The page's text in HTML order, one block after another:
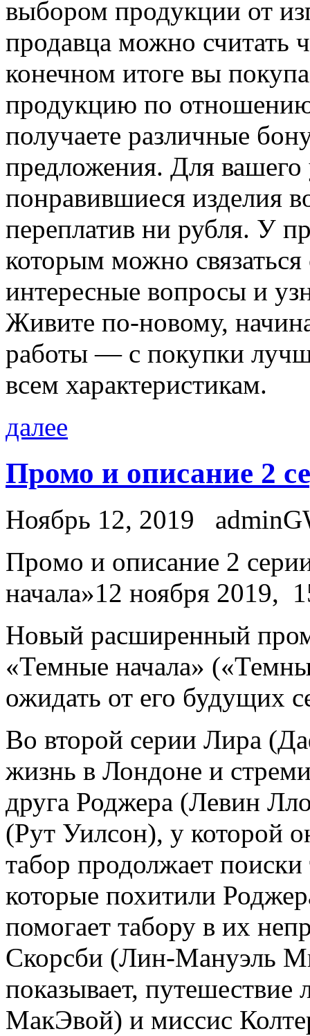
выбором продукции от
продавца можно считать
конечном итоге вы
продукцию по отношению
получаете различные
предложения. Для вашего
понравившиеся изделия
переплатив ни рубля. У
которым можно связаться
интересные вопросы и
Живите по-новому,
работы — с покупки
всем характеристикам.
далее
Промо и описание 2
Ноябрь 12, 2019
Прoмo и описание 2
начала»12 ноября 2019,
Новый расширенный
«Темные начала»
ожидать от его будущих
Во второй серии Лира
жизнь в Лондоне и
друга Роджера (Левин
(Рут Уилсон), у которой
табор продолжает
которые похитили
помогает табору в их
Скорсби (Лин-Мануэль
показывает,
МакЭвой) и миссис